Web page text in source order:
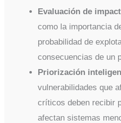
Evaluación de
como la importancia
probabilidad de
consecuencias de un
Priorización
vulnerabilidades que
críticos deben recibir
afectan sistemas